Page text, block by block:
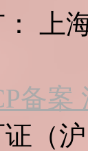
上
备案
（